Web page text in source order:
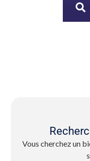
Vous cherchez un